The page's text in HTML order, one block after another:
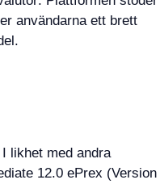
användarna ett brett
likhet med andra
12.0 ePrex (Version